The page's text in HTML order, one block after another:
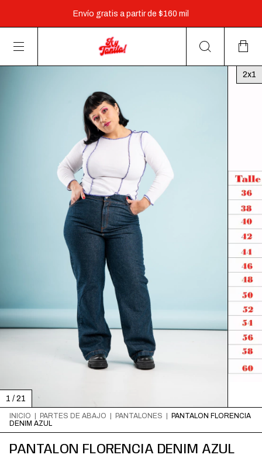
Envío gratis a partir de $160 mil
3 cuotas sin interés a partir de $60.000 y 6 cuotas a partir
de $160.000
2x1
1 / 21
INICIO | PARTES DE ABAJO | PANTALONES | PANTALON FLORENCIA
DENIM AZUL
PANTALON FLORENCIA DENIM AZUL